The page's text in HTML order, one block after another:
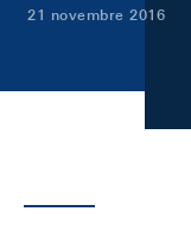
21 novembre 2016